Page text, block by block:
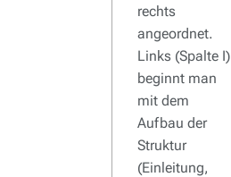
rechts
angeordnet.
Links (Spalte I)
beginnt man
mit dem
Aufbau der
Struktur
(Einleitung,